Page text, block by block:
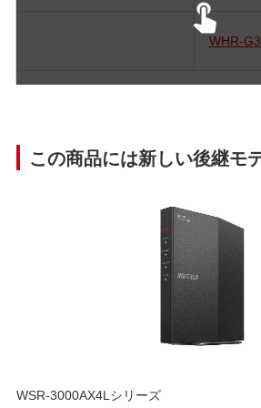
WHR-
この商品には新しい後継モ
WSR-3000AX4Lシリーズ